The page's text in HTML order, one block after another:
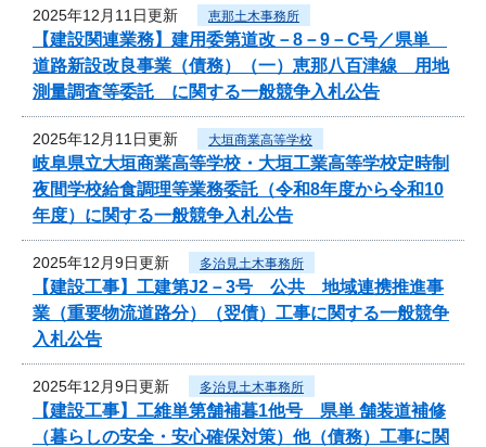
2025年12月11日更新 恵那土木事務所
【建設関連業務】建用委第道改－8－9－C号／県単
道路新設改良事業（債務）（一）恵那八百津線 用地
測量調査等委託 に関する一般競争入札公告
2025年12月11日更新 大垣商業高等学校
岐阜県立大垣商業高等学校・大垣工業高等学校定時制
夜間学校給食調理等業務委託（令和8年度から令和10
年度）に関する一般競争入札公告
2025年12月9日更新 多治見土木事務所
【建設工事】工建第J2－3号 公共 地域連携推進事
業（重要物流道路分）（翌債）工事に関する一般競争
入札公告
2025年12月9日更新 多治見土木事務所
【建設工事】工維単第舗補暮1他号 県単 舗装道補修
（暮らしの安全・安心確保対策）他（債務）工事に関